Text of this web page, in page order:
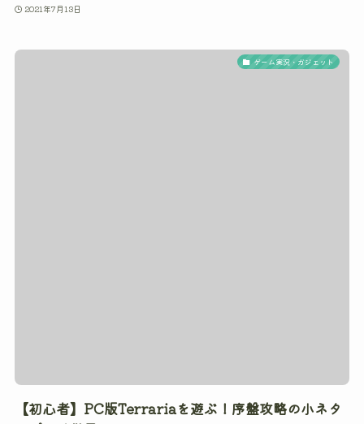
2021年7月13日
ゲーム実況・ガジェット
【初心者】PC版Terrariaを遊ぶ！序盤攻略の小ネタ